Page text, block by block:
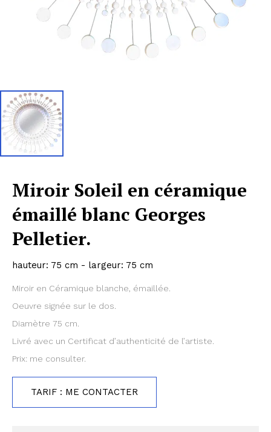
Miroir Soleil en céramique
émaillé blanc Georges
Pelletier.
hauteur: 75 cm - largeur: 75 cm
Miroir en Céramique blanche, émaillée.
Oeuvre signée sur le dos.
Diamètre 75 cm.
Livré avec un Certificat d’authenticité de l’artiste.
Prix: me consulter.
TARIF : ME CONTACTER